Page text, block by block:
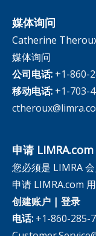
媒体询问
Catherine
媒体询问
公司电话: +1-860-
移动电话: +1-703-
申请
您必须是 LIMRA
申请 LIMRA.com 用
创建账户 | 登录
电话: +1-860-285-